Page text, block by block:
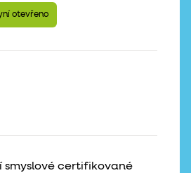
smyslové certifikované
otevřeno